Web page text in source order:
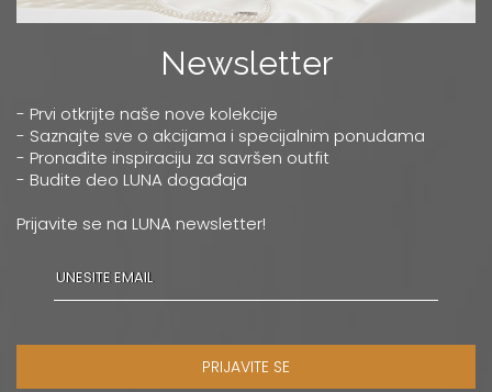
Newsletter
- Prvi otkrijte naše nove kolekcije
- Saznajte sve o akcijama i specijalnim ponudama
- Pronađite inspiraciju za savršen outfit
- Budite deo LUNA događaja
Prijavite se na LUNA newsletter!
PRIJAVITE SE